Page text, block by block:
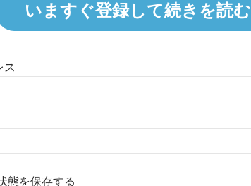
いますぐ登録して続きを読む
ス
態を保存する